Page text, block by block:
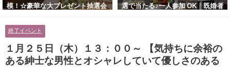
模！☆豪華な大プレゼント抽選会
男性とオシャレ好きで落ち着いた
大人女性の既婚者限定ビッグパー
ティー♪＠茶屋町】
選で当たる♪一人参加 OK｜既婚者
女性の既婚者限定ビッグパーティ
ー♪＠池袋】
終了イベント
１月２５日（木）１３：００～ 【気持ちに余裕の
ある紳士な男性とオシャレしていて優しさのある